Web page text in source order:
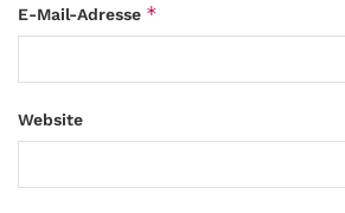
E-Mail-Adresse *
Website